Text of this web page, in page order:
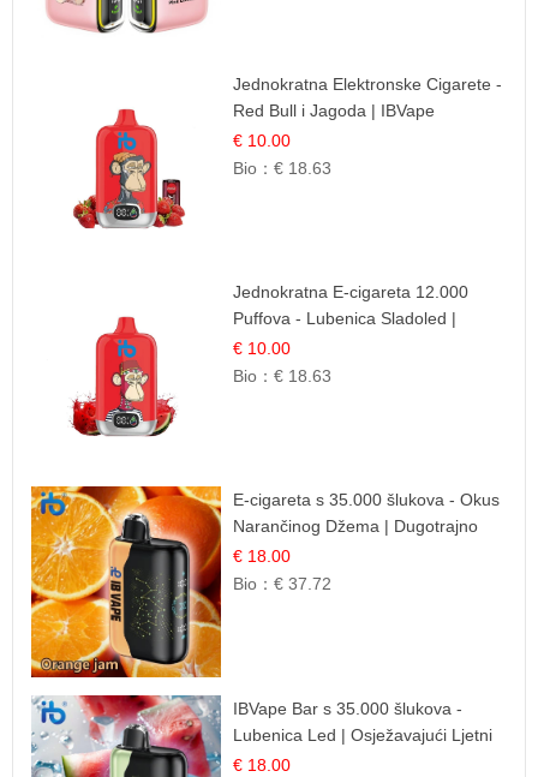
Jednokratna Elektronske Cigarete -
Red Bull i Jagoda | IBVape
€ 10.00
Bio：€ 18.63
Jednokratna E-cigareta 12.000
Puffova - Lubenica Sladoled |
Ljetna Desertna Aroma
€ 10.00
Bio：€ 18.63
E-cigareta s 35.000 šlukova - Okus
Narančinog Džema | Dugotrajno
Iskustvo
€ 18.00
Bio：€ 37.72
IBVape Bar s 35.000 šlukova -
Lubenica Led | Osježavajući Ljetni
Okus
€ 18.00